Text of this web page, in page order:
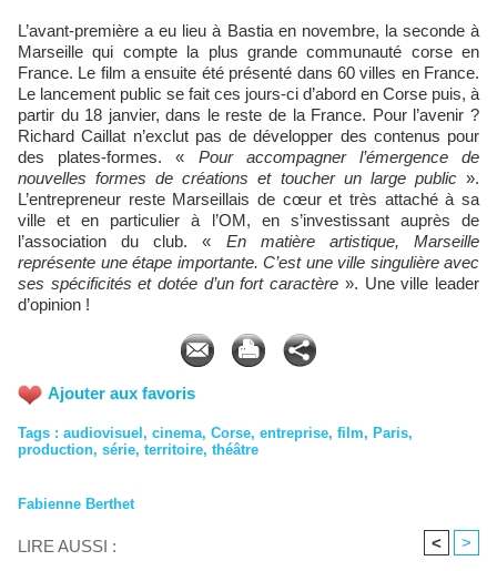
L’avant-première a eu lieu à Bastia en novembre, la seconde à
Marseille qui compte la plus grande communauté corse en
France. Le film a ensuite été présenté dans 60 villes en France.
Le lancement public se fait ces jours-ci d’abord en Corse puis, à
partir du 18 janvier, dans le reste de la France. Pour l’avenir ?
Richard Caillat n’exclut pas de développer des contenus pour
des plates-formes. « Pour accompagner l’émergence de
nouvelles formes de créations et toucher un large public».
L’entrepreneur reste Marseillais de cœur et très attaché à sa
ville et en particulier à l’OM, en s’investissant auprès de
l’association du club. « En matière artistique, Marseille
représente une étape importante. C’est une ville singulière avec
ses spécificités et dotée d’un fort caractère ». Une ville leader
d’opinion !
Ajouter aux favoris
Tags : audiovisuel, cinema, Corse, entreprise, film, Paris,
production, série, territoire, théâtre
Fabienne Berthet
LIRE AUSSI : < >